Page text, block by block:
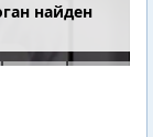
найден